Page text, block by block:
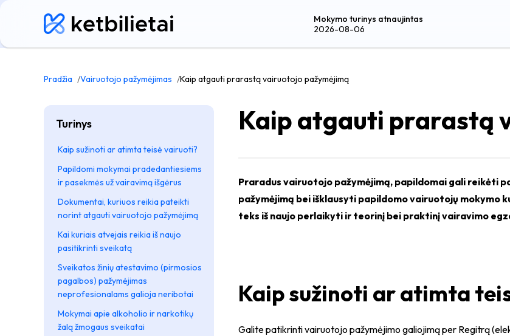
Mokymo turinys atnaujintas
2026-08-06
Pradžia Vairuotojo pažymėjimas Kaip atgauti prarastą vairuotojo pažymėjimą
Turinys
Kaip sužinoti ar atimta teisė vairuoti?
Papildomi mokymai pradedantiesiems
ir pasekmės už vairavimą išgėrus
Dokumentai, kuriuos reikia pateikti
norint atgauti vairuotojo pažymėjimą
Kai kuriais atvejais reikia iš naujo
pasitikrinti sveikatą
Sveikatos žinių atestavimo (pirmosios
pagalbos) pažymėjimas
neprofesionalams galioja neribotai
Mokymai apie alkoholio ir narkotikų
žalą žmogaus sveikatai
Kaip atgauti prarastą
Praradus vairuotojo pažymėjimą, papildomai gali reikėti
pažymėjimą bei išklausyti papildomo vairuotojų mokymo
teks iš naujo perlaikyti ir teorinį bei praktinį vairavimo
Kaip sužinoti ar atimta
Galite patikrinti vairuotojo pažymėjimo galiojimą per Regitrą